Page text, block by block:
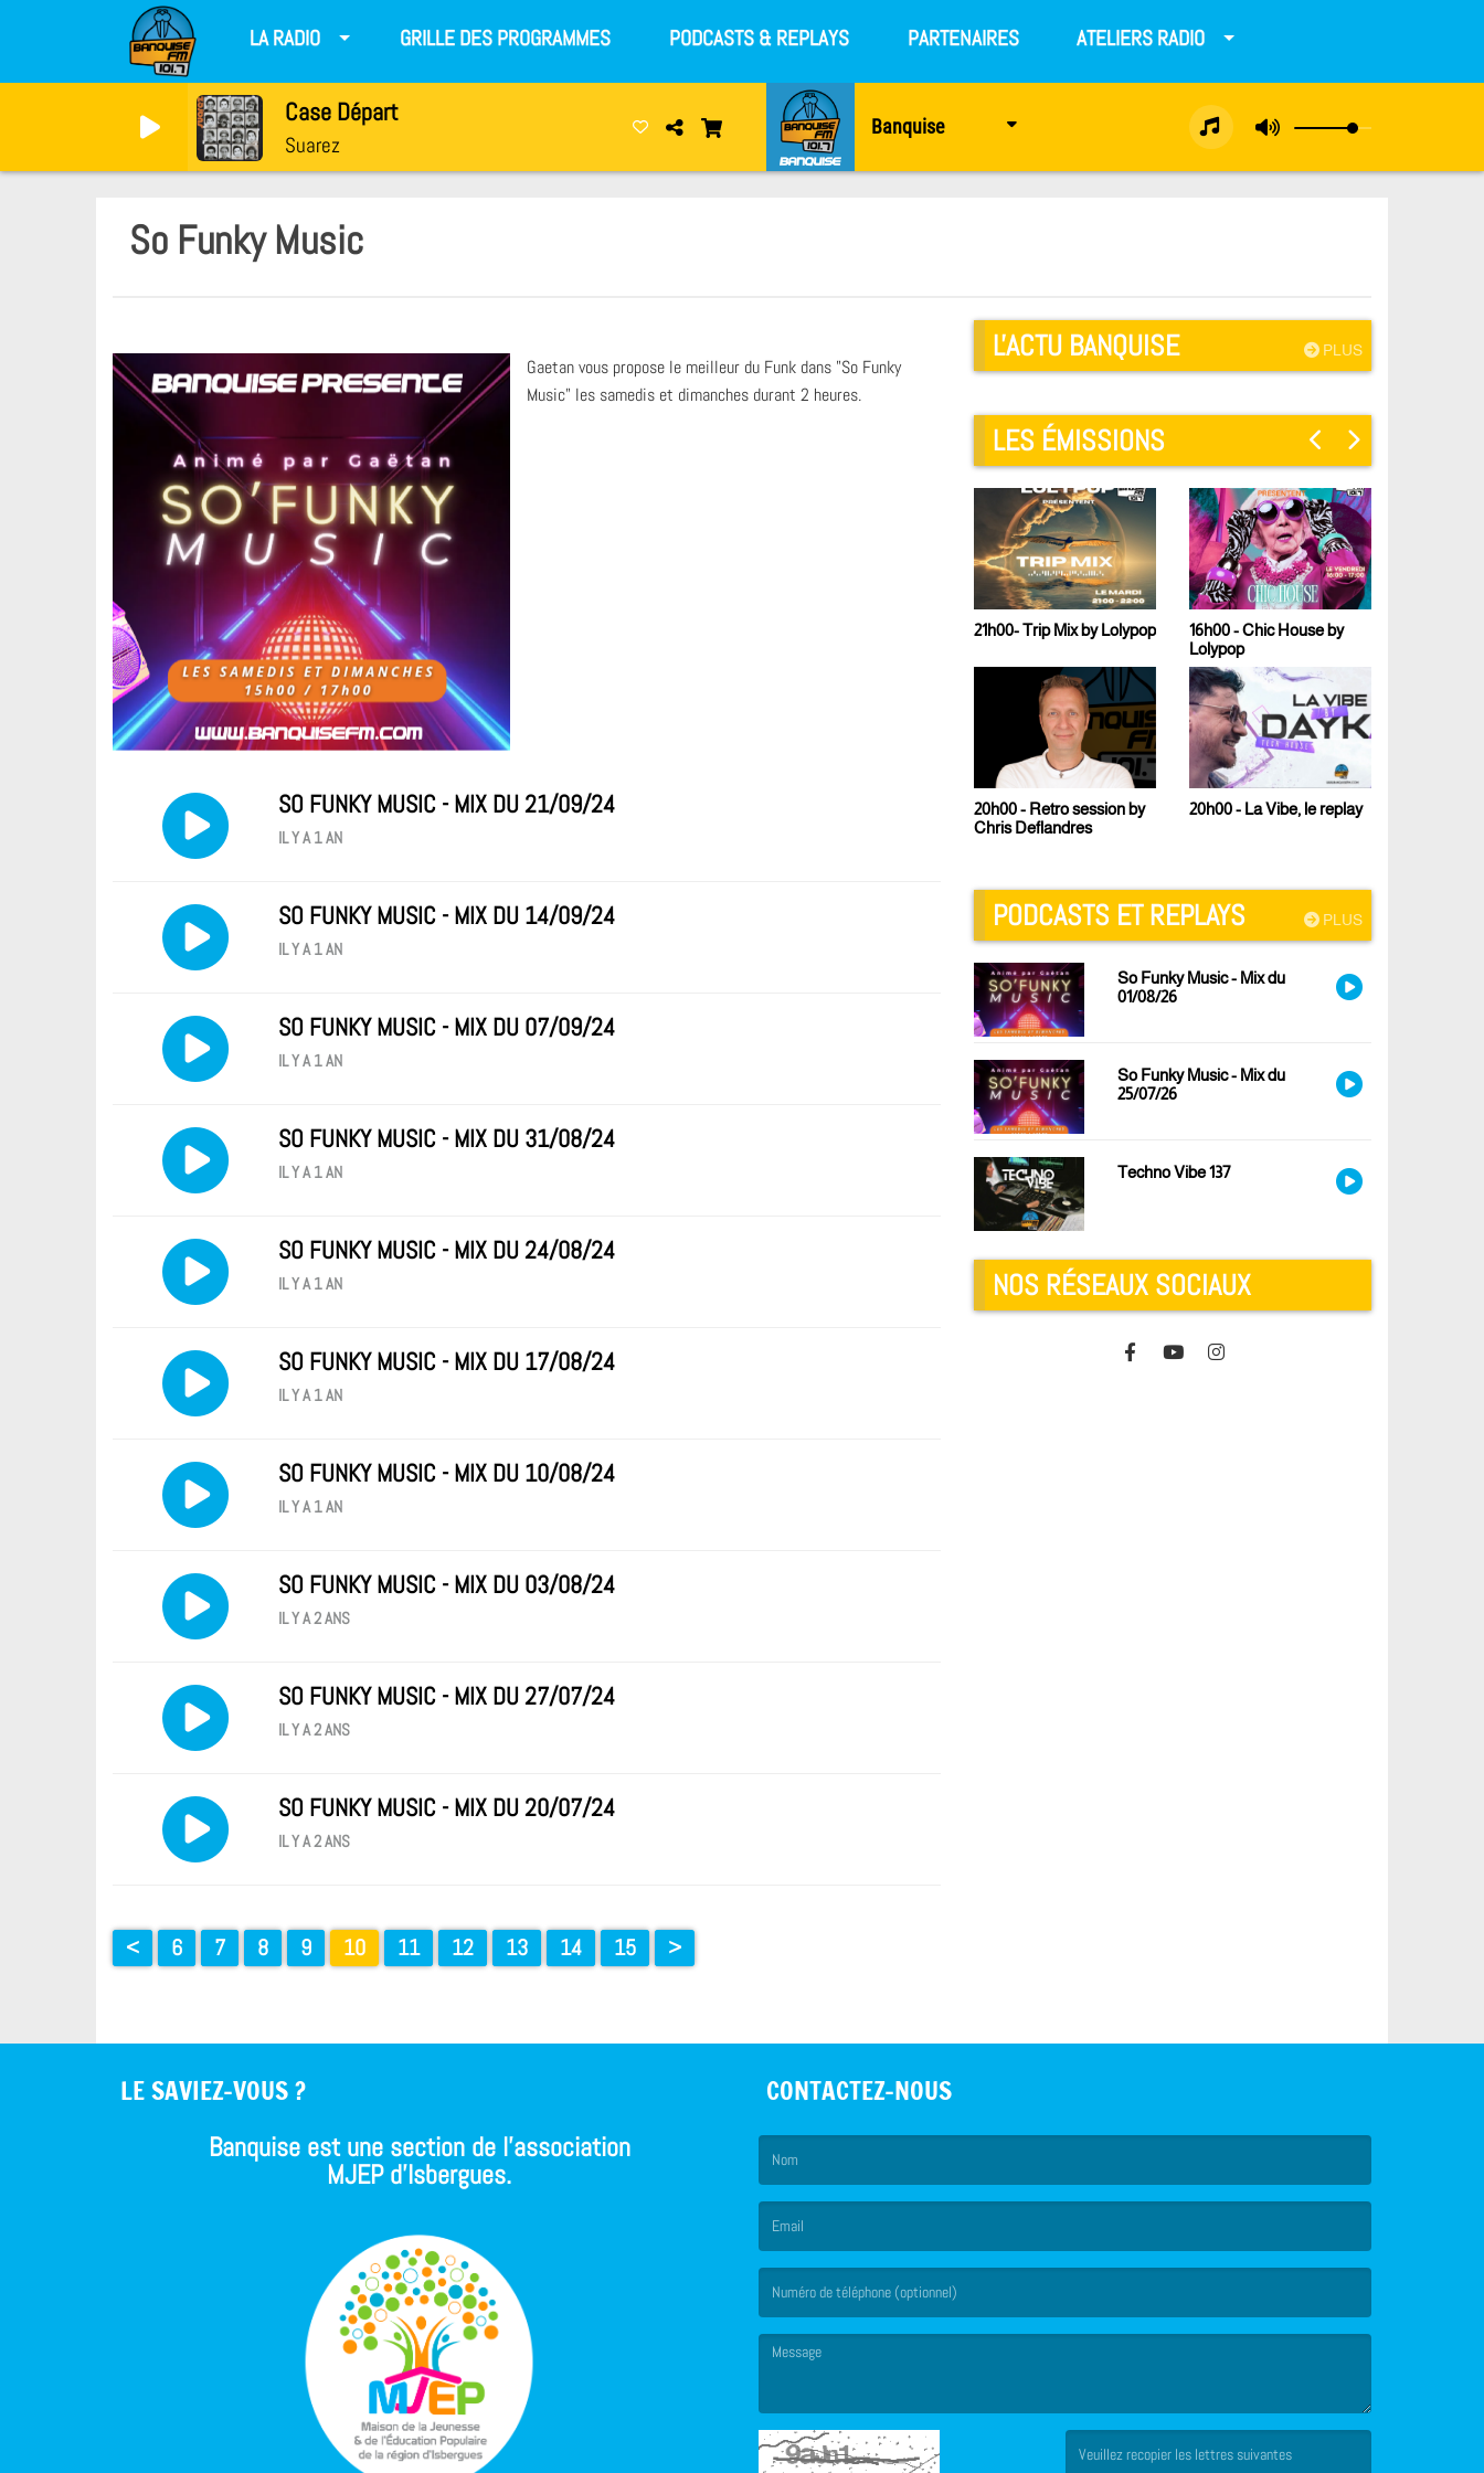
LA RADIO GRILLE DES PROGRAMMES PODCASTS & REPLAYS PARTENAIRES ATELIERS RADIO
Case Départ
Suarez
Banquise
So Funky Music
Gaetan vous propose le meilleur du Funk dans "So Funky
Music" les samedis et dimanches durant 2 heures.
SO FUNKY MUSIC - MIX DU 21/09/24
IL Y A 1 AN
SO FUNKY MUSIC - MIX DU 14/09/24
IL Y A 1 AN
SO FUNKY MUSIC - MIX DU 07/09/24
IL Y A 1 AN
SO FUNKY MUSIC - MIX DU 31/08/24
IL Y A 1 AN
SO FUNKY MUSIC - MIX DU 24/08/24
IL Y A 1 AN
SO FUNKY MUSIC - MIX DU 17/08/24
IL Y A 1 AN
SO FUNKY MUSIC - MIX DU 10/08/24
IL Y A 1 AN
SO FUNKY MUSIC - MIX DU 03/08/24
IL Y A 2 ANS
SO FUNKY MUSIC - MIX DU 27/07/24
IL Y A 2 ANS
SO FUNKY MUSIC - MIX DU 20/07/24
IL Y A 2 ANS
< 6 7 8 9 10 11 12 13 14 15 >
PLUS
L'ACTU BANQUISE
LES ÉMISSIONS
21h00- Trip Mix by Lolypop
20h00 - Retro session by
Chris Deflandres
16h00 - Chic House by
Lolypop
20h00 - La Vibe, le replay
PLUS
PODCASTS ET REPLAYS
So Funky Music - Mix du
01/08/26
So Funky Music - Mix du
25/07/26
Techno Vibe 137
NOS RÉSEAUX SOCIAUX
LE SAVIEZ-VOUS ?
Banquise est une section de l'association
MJEP d'Isbergues.
CONTACTEZ-NOUS